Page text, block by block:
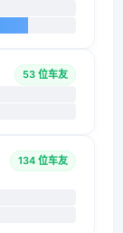
53 位车友
134 位车友